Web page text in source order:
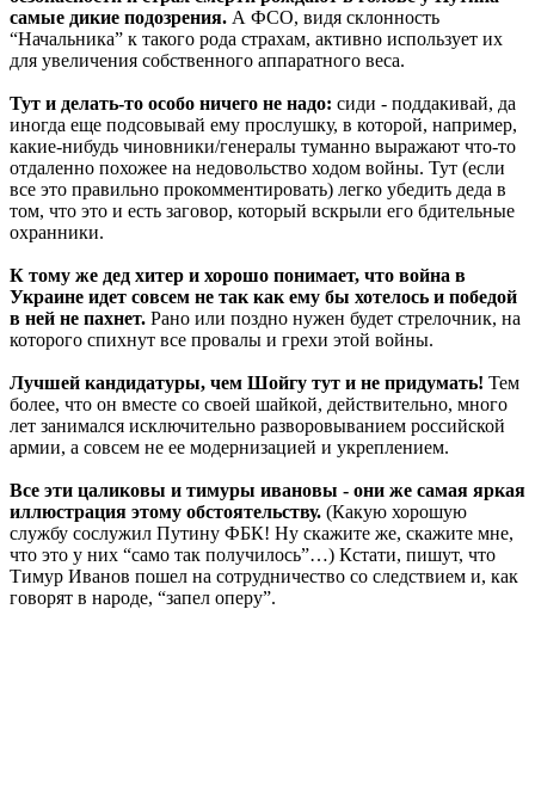
самые дикие подозрения. А ФСО, видя склонность
“Начальника” к такого рода страхам, активно использует их
для увеличения собственного аппаратного веса.
Тут и делать-то особо ничего не надо: сиди - поддакивай, да
иногда еще подсовывай ему прослушку, в которой, например,
какие-нибудь чиновники/генералы туманно выражают что-то
отдаленно похожее на недовольство ходом войны. Тут (если
все это правильно прокомментировать) легко убедить деда в
том, что это и есть заговор, который вскрыли его бдительные
охранники.
К тому же дед хитер и хорошо понимает, что война в
Украине идет совсем не так как ему бы хотелось и победой
в ней не пахнет. Рано или поздно нужен будет стрелочник, на
которого спихнут все провалы и грехи этой войны.
Лучшей кандидатуры, чем Шойгу тут и не придумать! Тем
более, что он вместе со своей шайкой, действительно, много
лет занимался исключительно разворовыванием российской
армии, а совсем не ее модернизацией и укреплением.
Все эти цаликовы и тимуры ивановы - они же самая яркая
иллюстрация этому обстоятельству. (Какую хорошую
службу сослужил Путину ФБК! Ну скажите же, скажите мне,
что это у них “само так получилось”…) Кстати, пишут, что
Тимур Иванов пошел на сотрудничество со следствием и, как
говорят в народе, “запел оперу”.